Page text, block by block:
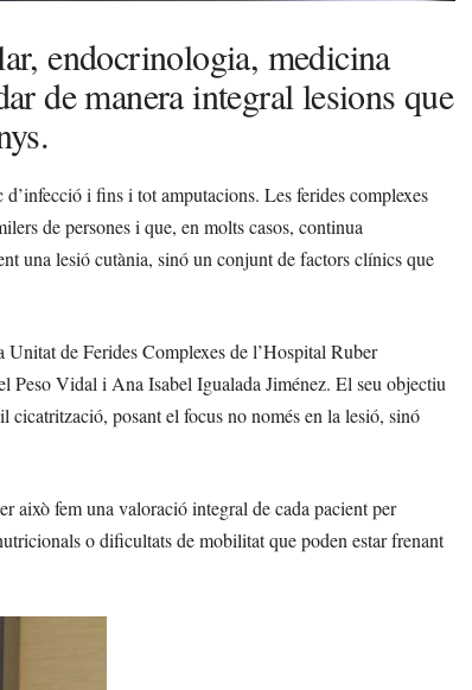
endocrinologia, medicina
de manera integral lesions que
i fins i tot amputacions. Les ferides complexes
de persones i que, en molts casos, continua
una lesió cutània, sinó un conjunt de factors clínics que
Unitat de Ferides Complexes de l’Hospital Ruber
Peso Vidal i Ana Isabel Igualada Jiménez. El seu objectiu
cicatrització, posant el focus no només en la lesió, sinó
això fem una valoració integral de cada pacient per
o dificultats de mobilitat que poden estar frenant